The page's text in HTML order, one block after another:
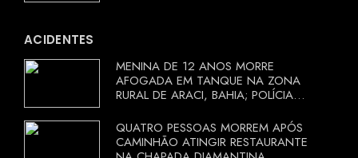
ACIDENTES
MENINA DE 12 ANOS MORRE
AFOGADA EM TANQUE NA ZONA
RURAL DE ARACI, BAHIA; POLÍCIA
QUATRO PESSOAS MORREM APÓS
CAMINHÃO ATINGIR RESTAURANTE